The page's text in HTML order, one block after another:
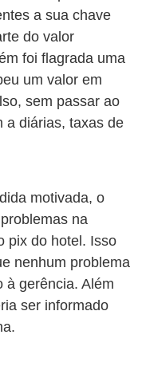
a sua chave
do valor
foi flagrada uma
um valor em
sem passar ao
a diárias, taxas de
motivada, o
na
pix do hotel. Isso
nenhum problema
à gerência. Além
ser informado